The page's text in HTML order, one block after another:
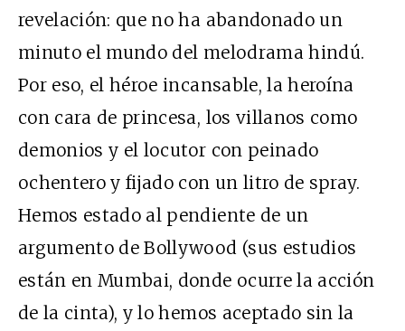
revelación: que no ha abandonado un
minuto el mundo del melodrama hindú.
Por eso, el héroe incansable, la heroína
con cara de princesa, los villanos como
demonios y el locutor con peinado
ochentero y fijado con un litro de spray.
Hemos estado al pendiente de un
argumento de Bollywood (sus estudios
están en Mumbai, donde ocurre la acción
de la cinta), y lo hemos aceptado sin la